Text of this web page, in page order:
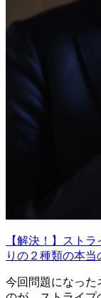
【解決！】スト
りの２種類の本当
今回問題になった